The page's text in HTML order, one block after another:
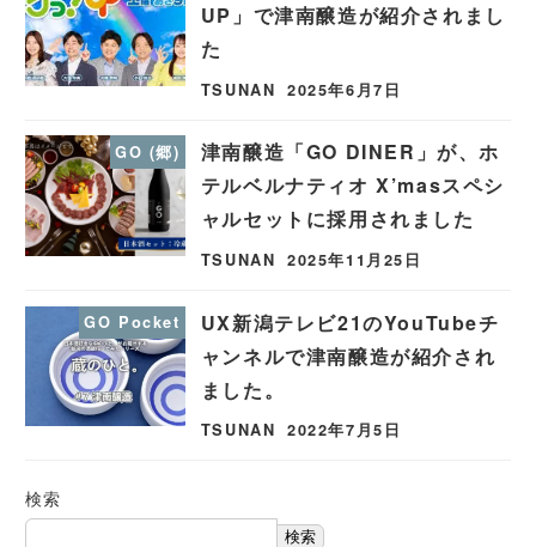
UP」で津南醸造が紹介されまし
た
TSUNAN 2025年6月7日
GO (郷)
津南醸造「GO DINER」が、ホ
テルベルナティオ X’masスペシ
ャルセットに採用されました
TSUNAN 2025年11月25日
GO Pocket
UX新潟テレビ21のYouTubeチ
ャンネルで津南醸造が紹介され
ました。
TSUNAN 2022年7月5日
検索
検索